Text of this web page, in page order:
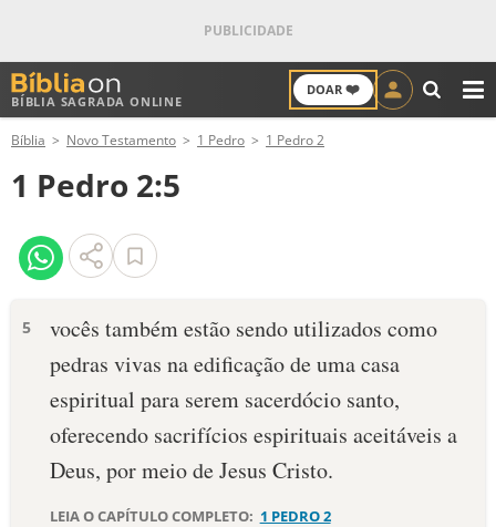
BÍBLIA SAGRADA ONLINE
DOAR ❤️
ANTIGO TESTAMENTO
NOVO TESTAMENTO
VERSÍCULOS
PALAVRA DO DIA
SALMO DO DIA
DEVOCIONAL DIÁRIO
Bíblia Novo Testamento 1 Pedro 1 Pedro 2
1 Pedro 2:5
5
vocês também estão sendo utilizados como
pedras vivas na edificação de uma casa
espiritual para serem sacerdócio santo,
oferecendo sacrifícios espirituais aceitáveis a
Deus, por meio de Jesus Cristo.
LEIA O CAPÍTULO COMPLETO: 1 PEDRO 2